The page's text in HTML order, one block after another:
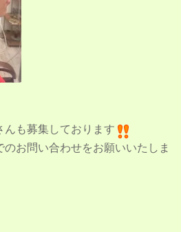
んも募集しております
お問い合わせをお願いいたしま